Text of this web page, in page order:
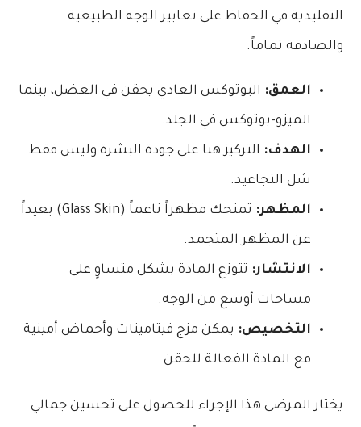
التقليدية في الحفاظ على تعابير الوجه الطبيعية
والصادقة تماماً.
العمق: البوتوكس العادي يحقن في العضل، بينما
الميزو-بوتوكس في الجلد.
الهدف: التركيز هنا على جودة البشرة وليس فقط
شل التجاعيد.
المظهر: تمنحك مظهراً ناعماً (Glass Skin) بعيداً
عن المظهر المتجمد.
الانتشار: تتوزع المادة بشكل متساوٍ على
مساحات أوسع من الوجه.
التخصيص: يمكن مزج فيتامينات وأحماض أمينية
مع المادة الفعالة للحقن.
يختار المرضى هذا الإجراء للحصول على تحسين جمالي